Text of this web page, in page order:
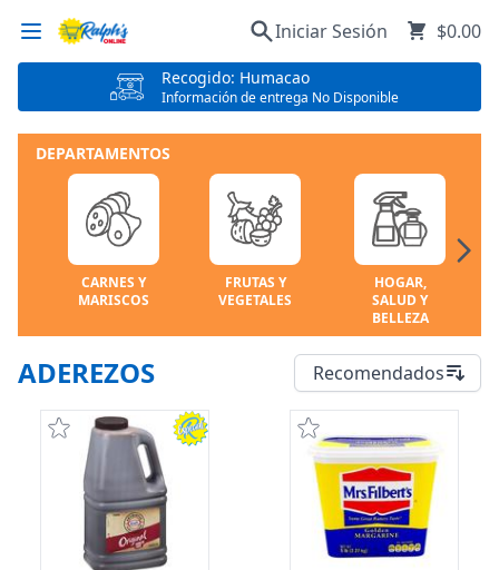
Recogido: Humacao
Información de entrega No Disponible
Iniciar Sesión $0.00
DEPARTAMENTOS
CARNES Y
MARISCOS
FRUTAS Y
VEGETALES
HOGAR,
SALUD Y
BELLEZA
ADEREZOS Recomendados